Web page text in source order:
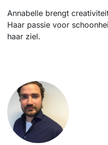
Annabelle brengt
Haar passie voor
haar ziel.